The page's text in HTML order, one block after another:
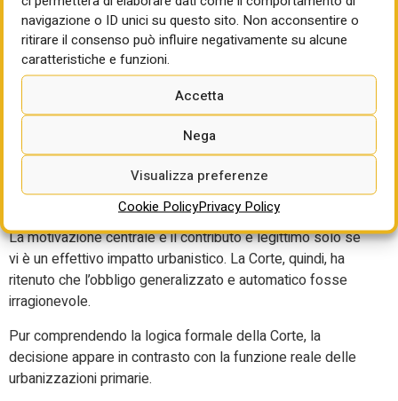
navigazione o ID unici su questo sito. Non acconsentire o
ritirare il consenso può influire negativamente su alcune
caratteristiche e funzioni.
Accetta
Nega
Visualizza preferenze
Cookie PolicyPrivacy Policy
consuma capacità infrastrutturale. È un punto decisivo: non
si paga per costruire qualcosa di nuovo, ma per partecipare
ai costi di ciò che si usa.
L’ultima sentenza 61/2026 sfavorevole: analisi
critica
La Corte, in questo caso, ha ritenuto illegittima una norma
regionale che imponeva il pagamento degli oneri per il
cambio di destinazione d’uso anche quando non vi fosse
alcun incremento del carico urbanistico.
La motivazione centrale è il contributo è legittimo solo se
vi è un effettivo impatto urbanistico. La Corte, quindi, ha
ritenuto che l’obbligo generalizzato e automatico fosse
irragionevole.
Pur comprendendo la logica formale della Corte, la
decisione appare in contrasto con la funzione reale delle
urbanizzazioni primarie.